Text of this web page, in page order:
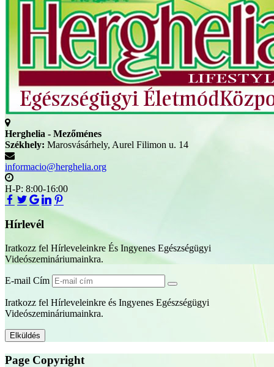
Herghelia - Mezőménes
Székhely: Marosvásárhely, Aurel Filimon u. 14
informacio@herghelia.org
H-P: 8:00-16:00
Hírlevél
Iratkozz fel Hírleveleinkre És Ingyenes Egészségügyi
Videószemináriumainkra.
E-mail Cím
Iratkozz fel Hírleveleinkre és Ingyenes Egészségügyi
Videószemináriumainkra.
Page Copyright